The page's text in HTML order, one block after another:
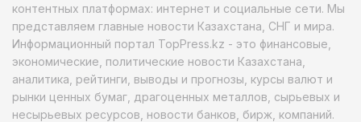
контентных платформах: интернет и социальные сети. Мы
представляем главные новости Казахстана, СНГ и мира.
Информационный портал TopPress.kz - это финансовые,
экономические, политические новости Казахстана,
аналитика, рейтинги, выводы и прогнозы, курсы валют и
рынки ценных бумаг, драгоценных металлов, сырьевых и
несырьевых ресурсов, новости банков, бирж, компаний.